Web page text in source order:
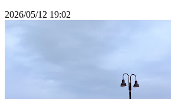
2026/05/12 19:02